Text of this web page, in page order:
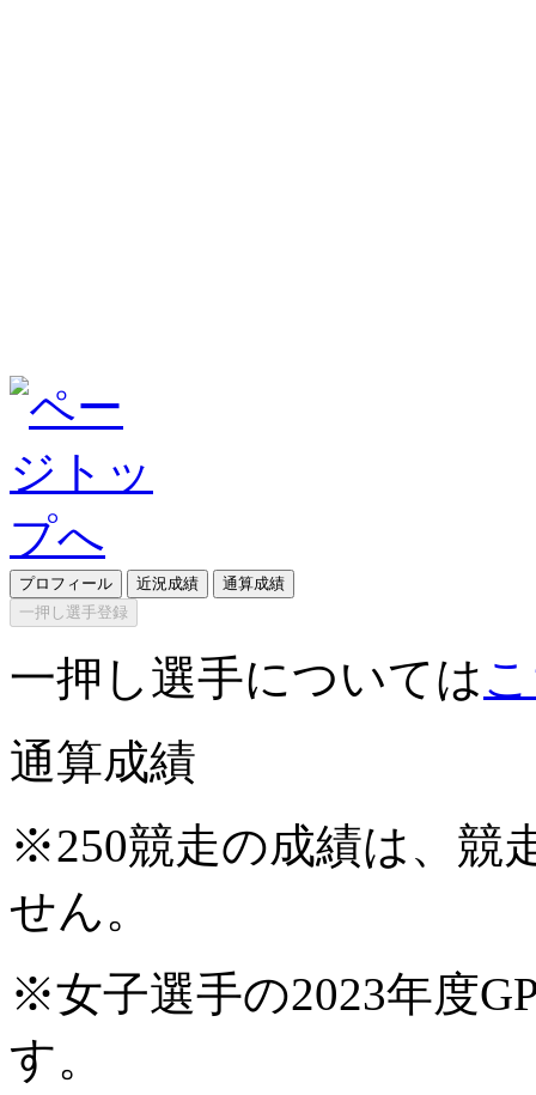
プロフィール 近況成績
通算成績
一押し選手登録
一押し選手については
通算成績
※250競走の成績は、競
せん。
※女子選手の2023年度
す。